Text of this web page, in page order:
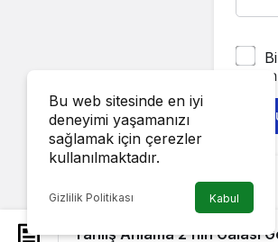
Yanlış Anlama 2’nin Galası
Bu web sitesinde en iyi
deneyimi yaşamanızı
sağlamak için çerezler
kullanılmaktadır.
Gizlilik Politikası Kabul